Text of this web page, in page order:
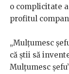
o complicitate
profitul
„Mulțumesc
că știi să
Mulțumesc șefu’